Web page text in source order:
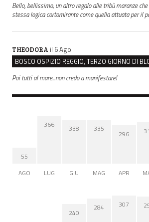
Bello, bellissimo, un altro regalo alle tribù maranze
stessa logica cortomirante come quella attuata per il
THEODORA il 6 Ago
Poi tutti al mare...non credo a manifestare!
55
AGO
366
LUG
338
GIU
335
MAG
296
APR
240
284 307